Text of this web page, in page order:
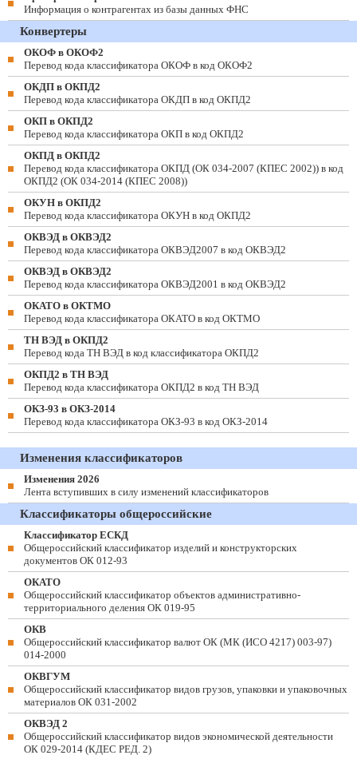
Информация о контрагентах из базы данных ФНС
Конвертеры
ОКОФ в ОКОФ2
Перевод кода классификатора ОКОФ в код ОКОФ2
ОКДП в ОКПД2
Перевод кода классификатора ОКДП в код ОКПД2
ОКП в ОКПД2
Перевод кода классификатора ОКП в код ОКПД2
ОКПД в ОКПД2
Перевод кода классификатора ОКПД (ОК 034-2007 (КПЕС 2002)) в код
ОКПД2 (ОК 034-2014 (КПЕС 2008))
ОКУН в ОКПД2
Перевод кода классификатора ОКУН в код ОКПД2
ОКВЭД в ОКВЭД2
Перевод кода классификатора ОКВЭД2007 в код ОКВЭД2
ОКВЭД в ОКВЭД2
Перевод кода классификатора ОКВЭД2001 в код ОКВЭД2
ОКАТО в ОКТМО
Перевод кода классификатора ОКАТО в код ОКТМО
ТН ВЭД в ОКПД2
Перевод кода ТН ВЭД в код классификатора ОКПД2
ОКПД2 в ТН ВЭД
Перевод кода классификатора ОКПД2 в код ТН ВЭД
ОКЗ-93 в ОКЗ-2014
Перевод кода классификатора ОКЗ-93 в код ОКЗ-2014
Изменения классификаторов
Изменения 2026
Лента вступивших в силу изменений классификаторов
Классификаторы общероссийские
Классификатор ЕСКД
Общероссийский классификатор изделий и конструкторских
документов ОК 012-93
ОКАТО
Общероссийский классификатор объектов административно-
территориального деления ОК 019-95
ОКВ
Общероссийский классификатор валют ОК (МК (ИСО 4217) 003-97)
014-2000
ОКВГУМ
Общероссийский классификатор видов грузов, упаковки и упаковочных
материалов ОК 031-2002
ОКВЭД 2
Общероссийский классификатор видов экономической деятельности
ОК 029-2014 (КДЕС РЕД. 2)